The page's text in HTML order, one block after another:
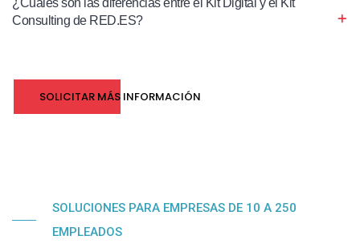
¿Cuales son las diferencias entre el Kit Digital y el Kit
Consulting de RED.ES?
SOLICITAR MÁS INFORMACIÓN
SOLUCIONES PARA EMPRESAS DE 10 A 250
EMPLEADOS